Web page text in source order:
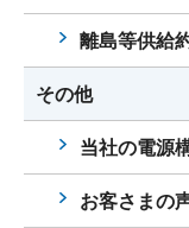
離島等供給
その他
当社の電源
お客さまの